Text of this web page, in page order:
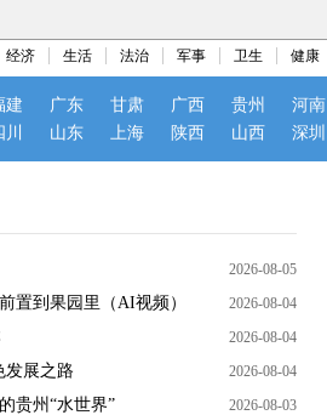
经济 生活 法治 军事 卫生 健康
建 广东 甘肃 广西 贵州 河南
川 山东 上海 陕西 山西 深圳
2026-08-05
置到果园里（AI视频） 2026-08-04
2026-08-04
展之路 2026-08-04
贵州“水世界” 2026-08-03